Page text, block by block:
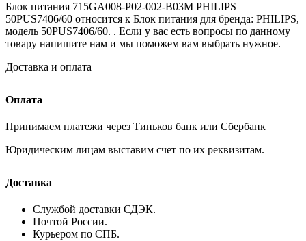
Блок питания 715GA008-P02-002-B03M PHILIPS
50PUS7406/60 относится к Блок питания для бренда: PHILIPS,
модель 50PUS7406/60. . Если у вас есть вопросы по данному
товару напишите нам и мы поможем вам выбрать нужное.
Доставка и оплата
Оплата
Принимаем платежи через Тиньков банк или Сбербанк
Юридическим лицам выставим счет по их реквизитам.
Доставка
Службой доставки СДЭК.
Почтой России.
Курьером по СПБ.